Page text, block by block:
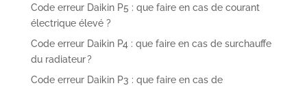
Code erreur Daikin P5 : que faire en cas de courant
électrique élevé ?
Code erreur Daikin P4 : que faire en cas de surchauffe
du radiateur ?
Code erreur Daikin P3 : que faire en cas de